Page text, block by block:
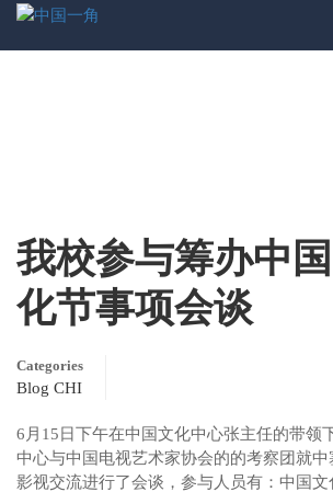
我校参与筹办中
化节事项会谈
Categories
Blog CHI
6月15日下午在中国文化中心张主任的带领
中心与中国电视艺术家协会的的考察团就
影视交流进行了会谈，参与人员有：中国